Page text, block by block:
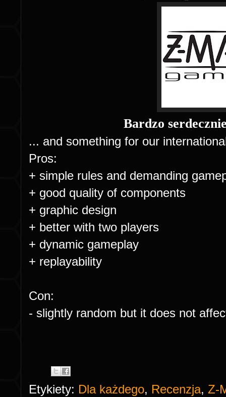
Bardzo
... and something for our
Pros:
+ simple rules and demanding
+ good quality of components
+ graphic design
+ better with two players
+ dynamic gameplay
+ replayability
Con:
- slightly random but it does not
Etykiety: Dla każdego, Recenzja, Z-